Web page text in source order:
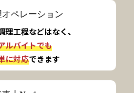
ペレーション
理工程などはなく、
ルバイトでも
に対応できます